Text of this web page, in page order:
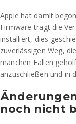
Apple hat damit
Firmware trägt die
installiert, dies
zuverlässigen Weg,
manchen Fällen
anzuschließen und in
noch nicht